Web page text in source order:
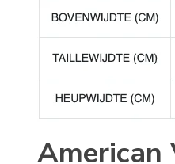
American